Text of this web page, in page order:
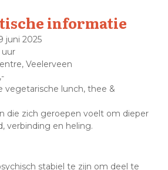
informatie
juni 2025
uur
Veelerveen
vegetarische lunch, thee &
die zich geroepen voelt om dieper
verbinding en heling.
stabiel te zijn om deel te